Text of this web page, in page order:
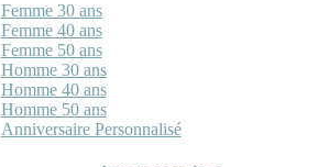
Femme 30 ans
Femme 40 ans
Femme 50 ans
Homme 30 ans
Homme 40 ans
Homme 50 ans
Anniversaire Personnalisé